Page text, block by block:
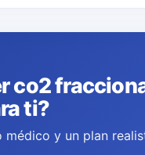
co2
ti?
y un plan